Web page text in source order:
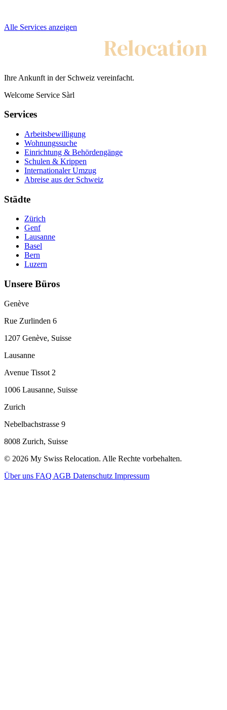
Alle Services anzeigen
Relocation
Ihre Ankunft in der Schweiz vereinfacht.
Welcome Service Sàrl
Services
Arbeitsbewilligung
Wohnungssuche
Einrichtung & Behördengänge
Schulen & Krippen
Internationaler Umzug
Abreise aus der Schweiz
Städte
Zürich
Genf
Lausanne
Basel
Bern
Luzern
Unsere Büros
Genève
Rue Zurlinden 6
1207 Genève, Suisse
Lausanne
Avenue Tissot 2
1006 Lausanne, Suisse
Zurich
Nebelbachstrasse 9
8008 Zurich, Suisse
© 2026 My Swiss Relocation. Alle Rechte vorbehalten.
Über uns FAQ AGB Datenschutz Impressum